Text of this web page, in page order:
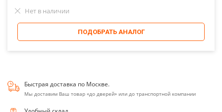
Нет в наличии
ПОДОБРАТЬ АНАЛОГ
Быстрая доставка по Москве.
Мы доставим Ваш товар «до дверей» или до транспортной компании